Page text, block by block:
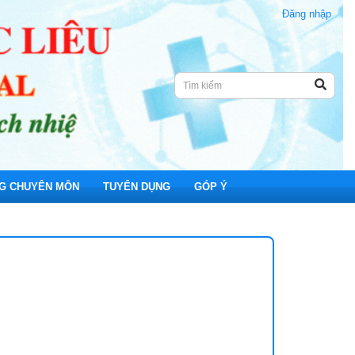
Đăng nhập
CHUYÊN MÔN TUYỂN DỤNG GÓP Ý